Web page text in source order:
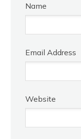
Name
Email Address
Website